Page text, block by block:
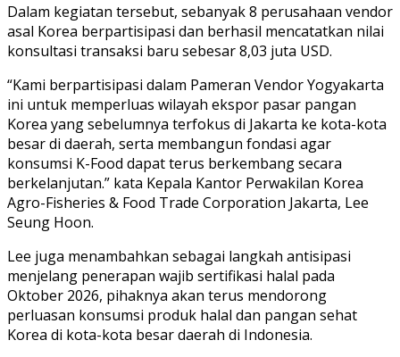
Dalam kegiatan tersebut, sebanyak 8 perusahaan vendor
asal Korea berpartisipasi dan berhasil mencatatkan nilai
konsultasi transaksi baru sebesar 8,03 juta USD.
“Kami berpartisipasi dalam Pameran Vendor Yogyakarta
ini untuk memperluas wilayah ekspor pasar pangan
Korea yang sebelumnya terfokus di Jakarta ke kota-kota
besar di daerah, serta membangun fondasi agar
konsumsi K-Food dapat terus berkembang secara
berkelanjutan.” kata Kepala Kantor Perwakilan Korea
Agro-Fisheries & Food Trade Corporation Jakarta, Lee
Seung Hoon.
Lee juga menambahkan sebagai langkah antisipasi
menjelang penerapan wajib sertifikasi halal pada
Oktober 2026, pihaknya akan terus mendorong
perluasan konsumsi produk halal dan pangan sehat
Korea di kota-kota besar daerah di Indonesia.